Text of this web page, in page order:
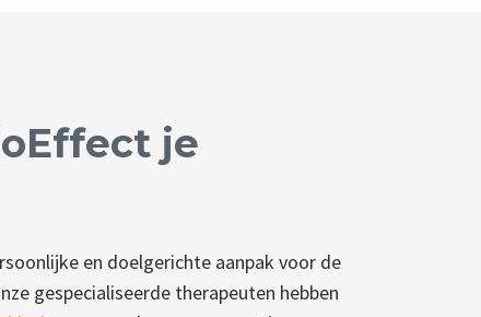
je
en doelgerichte aanpak voor de
gespecialiseerde therapeuten hebben